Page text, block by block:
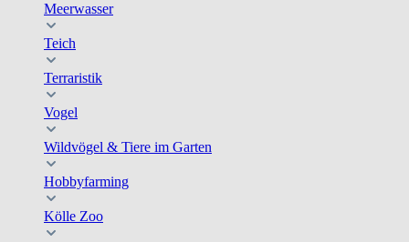
Meerwasser
Teich
Terraristik
Vogel
Wildvögel & Tiere im Garten
Hobbyfarming
Kölle Zoo